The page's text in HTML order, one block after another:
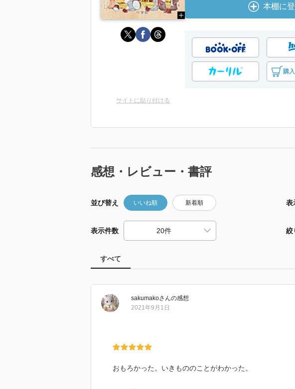
本棚に
購
サイトに貼り付ける
感想・レビュー・書評
並び替え いいね順 新着順 表
表示件数 絞
すべて
sakumakoさんの感想
2021年9月1日
おもろかった。いきもののことがわかった。